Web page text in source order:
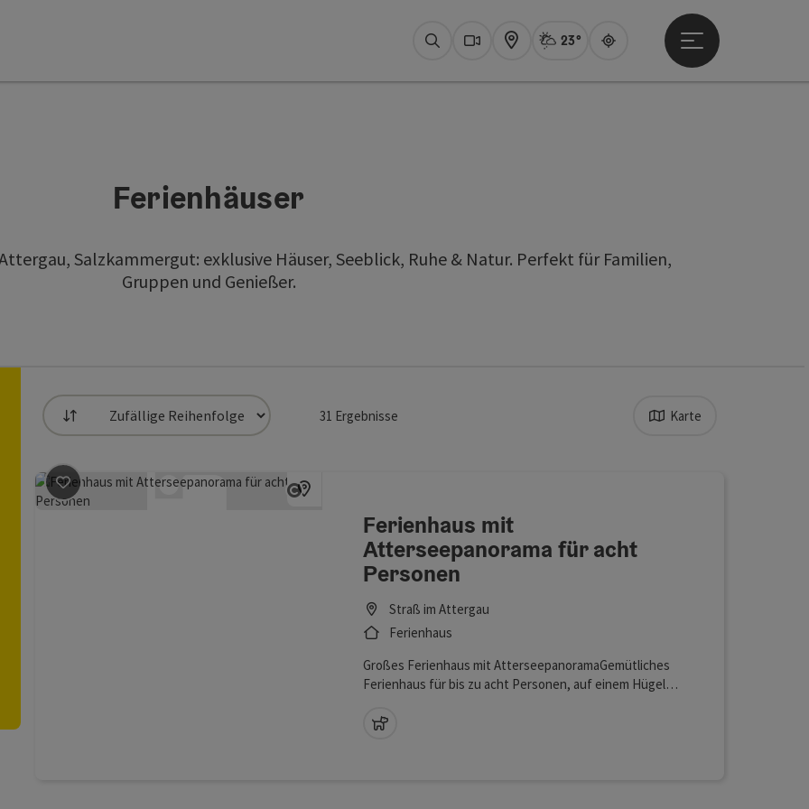
SuchenWebcams
Karte Aktuelles WetterAttersee,
23°
Guide
Hauptmenü öffnen
Ferienhäuser
Salzkammergut: exklusive Häuser, Seeblick, Ruhe & Natur. Perfekt für Familien,
Gruppen und Genießer.
die Liste stehen Filter zur Verfügung mit denen die Auswahl verfeinert werden kann. Die Ergebnisse in der Liste werden
Sortierung 31 Ergebnisse Karte
Copyright öffnen
Beitrag merken: Ferienhaus mit Atterseepanorama für acht Personen
Ferienhaus mit
Atterseepanorama für acht
Personen
Straß im Attergau
Ferienhaus
Großes Ferienhaus mit AtterseepanoramaGemütliches
Ferienhaus für bis zu acht Personen, auf einem Hügel
überblickt man den Attersee, sieht die Ortschaften